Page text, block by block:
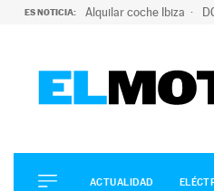
ES NOTICIA: Alquilar coche Ibiza
ELÉCTRICOS
CONDUCIR
ACTUALIDAD